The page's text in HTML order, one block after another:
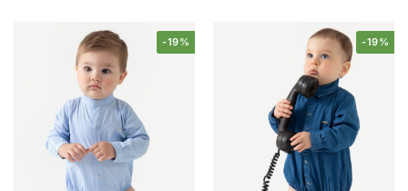
-19% -19%